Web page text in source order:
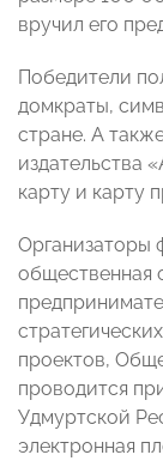
вручил его
Победители
домкраты,
стране. А
карту и карту
Организаторы
общественная
проектов,
проводится
Удмуртской
электронная